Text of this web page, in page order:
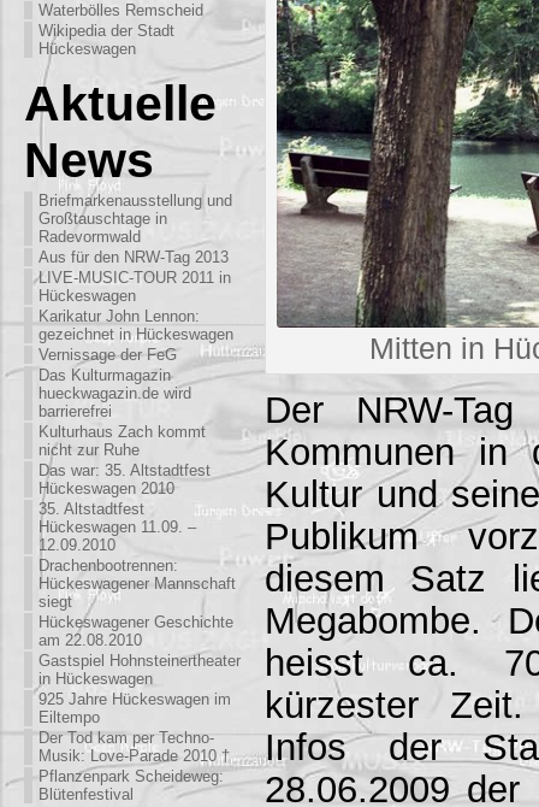
Waterbölles Remscheid
Wikipedia der Stadt
Hückeswagen
Aktuelle
News
Briefmarkenausstellung und
Großtauschtage in
Radevormwald
Aus für den NRW-Tag 2013
LIVE-MUSIC-TOUR 2011 in
Hückeswagen
Karikatur John Lennon:
gezeichnet in Hückeswagen
Vernissage der FeG
Das Kulturmagazin
hueckwagazin.de wird
barrierefrei
Kulturhaus Zach kommt
nicht zur Ruhe
Das war: 35. Altstadtfest
Hückeswagen 2010
35. Altstadtfest
Hückeswagen 11.09. –
12.09.2010
Drachenbootrennen:
Hückeswagener Mannschaft
siegt
Hückeswagener Geschichte
am 22.08.2010
Gastspiel Hohnsteinertheater
in Hückeswagen
925 Jahre Hückeswagen im
Eiltempo
Der Tod kam per Techno-
Musik: Love-Parade 2010 †
Pflanzenpark Scheideweg:
Blütenfestival
Mitten in
Der NRW-
Kommunen in
Kultur und
Publikum
diesem Satz
Megabombe.
heisst ca.
kürzester
Infos der
28.06.2009 der